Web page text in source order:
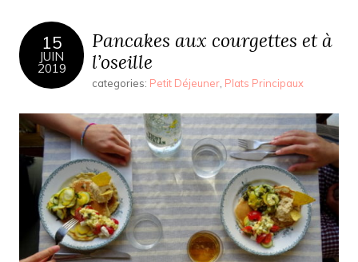
15
JUIN
2019
Pancakes aux courgettes et à
l’oseille
categories: Petit Déjeuner Plats Principaux